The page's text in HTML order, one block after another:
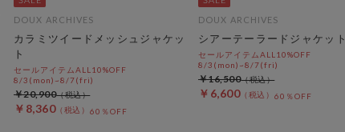
DOUX ARCHIVES
カラミツイードメッシュジャケッ
ト
セールアイテムALL10%OFF
8/3(mon)~8/7(fri)
￥8,360 60％OFF
￥20,900
DOUX ARCHIVES
シアーテーラードジャケット
セールアイテムALL10%OFF
8/3(mon)~8/7(fri)
￥6,600 60％OFF
￥16,500